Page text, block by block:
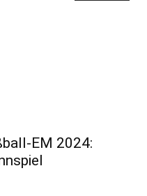
EM 2024: